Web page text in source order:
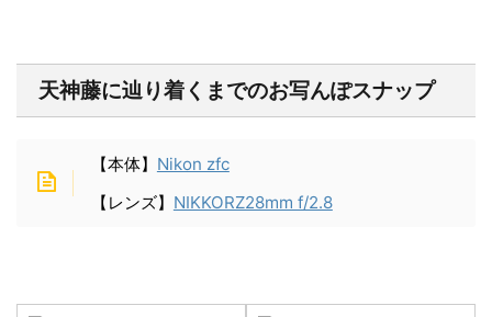
天神藤に辿り着くまでのお写んぽスナップ
【本体】 Nikon zfc
【レンズ】 NIKKORZ28mm f/2.8